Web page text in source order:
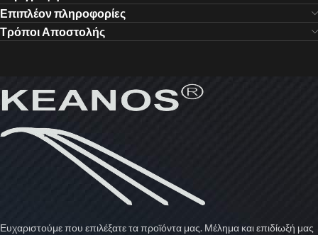
Επιπλέον πληροφορίες
Τρόποι Αποστολής
Ευχαριστούμε που επιλέξατε τα προϊόντα μας. Μέλημα και επιδίωξή μας